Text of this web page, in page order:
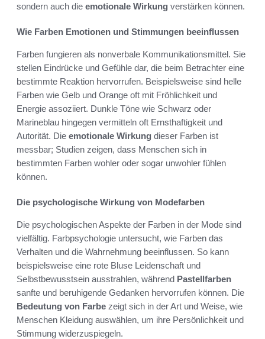
sondern auch die emotionale Wirkung verstärken können.
Wie Farben Emotionen und Stimmungen beeinflussen
Farben fungieren als nonverbale Kommunikationsmittel. Sie
stellen Eindrücke und Gefühle dar, die beim Betrachter eine
bestimmte Reaktion hervorrufen. Beispielsweise sind helle
Farben wie Gelb und Orange oft mit Fröhlichkeit und
Energie assoziiert. Dunkle Töne wie Schwarz oder
Marineblau hingegen vermitteln oft Ernsthaftigkeit und
Autorität. Die emotionale Wirkung dieser Farben ist
messbar; Studien zeigen, dass Menschen sich in
bestimmten Farben wohler oder sogar unwohler fühlen
können.
Die psychologische Wirkung von Modefarben
Die psychologischen Aspekte der Farben in der Mode sind
vielfältig. Farbpsychologie untersucht, wie Farben das
Verhalten und die Wahrnehmung beeinflussen. So kann
beispielsweise eine rote Bluse Leidenschaft und
Selbstbewusstsein ausstrahlen, während Pastellfarben
sanfte und beruhigende Gedanken hervorrufen können. Die
Bedeutung von Farbe zeigt sich in der Art und Weise, wie
Menschen Kleidung auswählen, um ihre Persönlichkeit und
Stimmung widerzuspiegeln.